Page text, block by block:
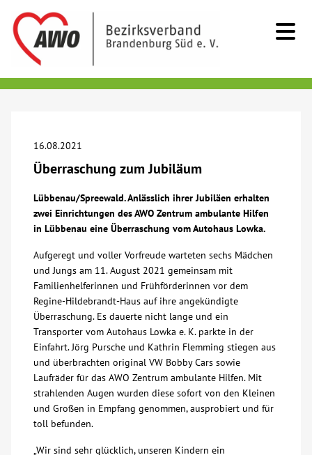
Menschen mit Behinderung
Beratung & Hilfe
Begegnung
Bildung
Über uns
Veranstaltungen
Spenden
16.08.2021
Überraschung zum Jubiläum
Lübbenau/Spreewald. Anlässlich ihrer Jubiläen erhalten
zwei Einrichtungen des AWO Zentrum ambulante Hilfen
in Lübbenau eine Überraschung vom Autohaus Lowka.
Aufgeregt und voller Vorfreude warteten sechs Mädchen
und Jungs am 11. August 2021 gemeinsam mit
Familienhelferinnen und Frühförderinnen vor dem
Regine-Hildebrandt-Haus auf ihre angekündigte
Überraschung. Es dauerte nicht lange und ein
Transporter vom Autohaus Lowka e. K. parkte in der
Einfahrt. Jörg Pursche und Kathrin Flemming stiegen aus
und überbrachten original VW Bobby Cars sowie
Laufräder für das AWO Zentrum ambulante Hilfen. Mit
strahlenden Augen wurden diese sofort von den Kleinen
und Großen in Empfang genommen, ausprobiert und für
toll befunden.
„Wir sind sehr glücklich, unseren Kindern ein